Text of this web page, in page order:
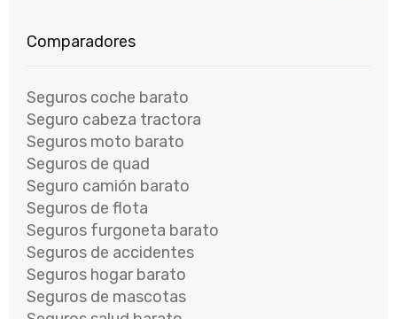
Seguros coche barato
Seguro cabeza tractora
Seguros moto barato
Seguros de quad
Seguro camión barato
Seguros de flota
Seguros furgoneta barato
Seguros de accidentes
Seguros hogar barato
Seguros de mascotas